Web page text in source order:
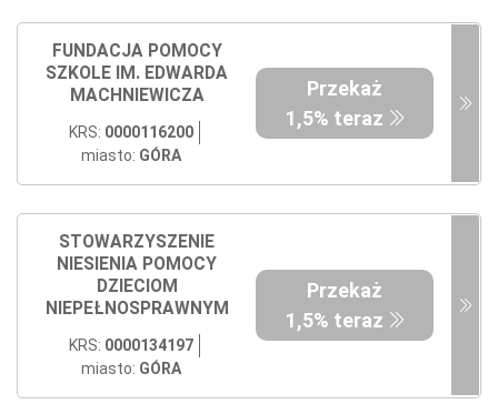
FUNDACJA POMOCY
SZKOLE IM. EDWARDA
MACHNIEWICZA
KRS: 0000116200
miasto: GÓRA
Przekaż
1,5% teraz
STOWARZYSZENIE
NIESIENIA POMOCY
DZIECIOM
NIEPEŁNOSPRAWNYM
KRS: 0000134197
miasto: GÓRA
Przekaż
1,5% teraz